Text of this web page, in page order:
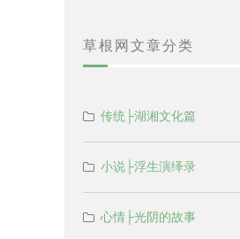
草根网文章分类
传统├湖湘文化篇
小说├浮生演绎录
心情├光阴的故事